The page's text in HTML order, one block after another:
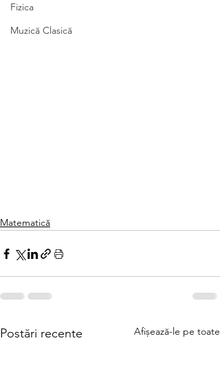
Fizica
Muzică Clasică
Matematică
Postări recente Afișează-le pe toate